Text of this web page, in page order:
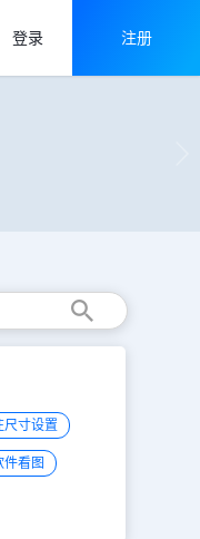
登录 注册
尺寸设置
看图